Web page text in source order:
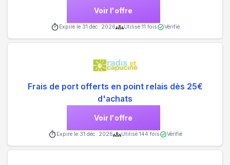
Voir l'offre
Expire le 31 déc. 2026 Utilisé 11 fois Vérifié
Frais de port offerts en point relais dès 25€
d'achats
Voir l'offre
Expire le 31 déc. 2026 Utilisé 144 fois Vérifié